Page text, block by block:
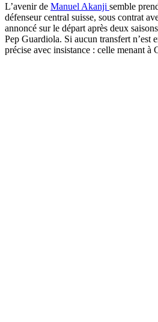
L’avenir de Manuel Akanji semble
défenseur central suisse, sous contrat
annoncé sur le départ après deux
Pep Guardiola. Si aucun transfert n’est
précise avec insistance : celle menant à